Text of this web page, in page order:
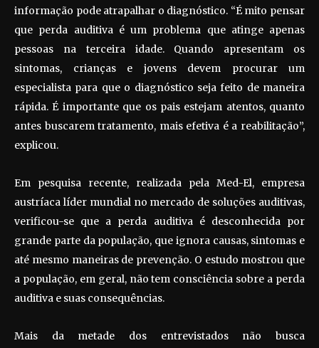
informação pode atrapalhar o diagnóstico. “É mito pensar
que perda auditiva é um problema que atinge apenas
pessoas na terceira idade. Quando apresentam os
sintomas, crianças e jovens devem procurar um
especialista para que o diagnóstico seja feito de maneira
rápida. É importante que os pais estejam atentos, quanto
antes buscarem tratamento, mais efetiva é a reabilitação”,
explicou.
Em pesquisa recente, realizada pela Med-El, empresa
austríaca líder mundial no mercado de soluções auditivas,
verificou-se que a perda auditiva é desconhecida por
grande parte da população, que ignora causas, sintomas e
até mesmo maneiras de prevenção. O estudo mostrou que
a população, em geral, não tem consciência sobre a perda
auditiva e suas consequências.
Mais da metade dos entrevistados não busca